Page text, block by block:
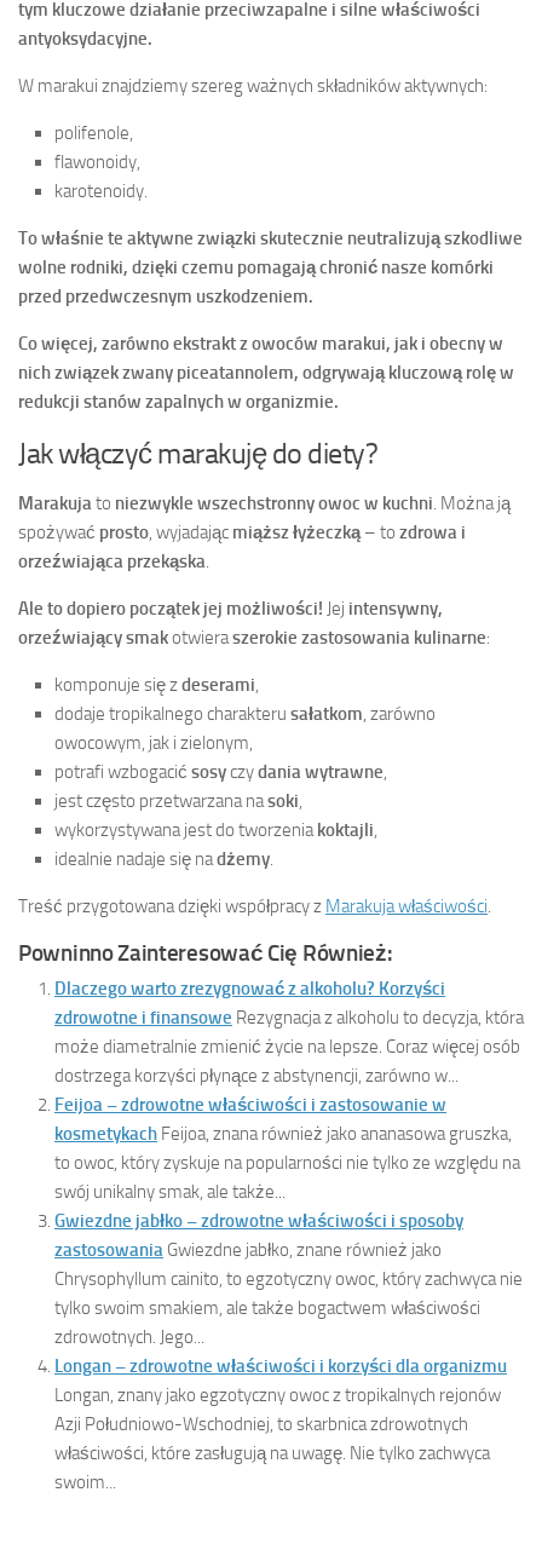
tym kluczowe działanie przeciwzapalne i silne właściwości
antyoksydacyjne.
W marakui znajdziemy szereg ważnych składników aktywnych:
polifenole,
flawonoidy,
karotenoidy.
To właśnie te aktywne związki skutecznie neutralizują szkodliwe
wolne rodniki, dzięki czemu pomagająchronić nasze komórki
przed przedwczesnym uszkodzeniem.
Co więcej, zarówno ekstrakt z owoców marakui, jak i obecny w
nich związek zwany piceatannolem, odgrywają kluczową rolę w
redukcji stanów zapalnych w organizmie.
Jak włączyć marakuję do diety?
Marakujato niezwykle wszechstronny owoc w kuchni. Można ją
spożywać prosto, wyjadając miąższ łyżeczką– to zdrowa i
orzeźwiająca przekąska.
Ale to dopiero początek jej możliwości! Jej intensywny,
orzeźwiający smakotwieraszerokie zastosowania kulinarne:
komponuje się zdeserami,
dodaje tropikalnego charakteru sałatkom, zarówno
owocowym, jak i zielonym,
potrafi wzbogacić sosyczydania wytrawne,
jest często przetwarzana nasoki,
wykorzystywana jest do tworzeniakoktajli,
idealnie nadaje się nadżemy.
Treść przygotowana dzięki współpracy z Marakuja właściwości.
Powninno Zainteresować Cię Również:
Dlaczego warto zrezygnować z alkoholu? Korzyści
zdrowotne i finansowe Rezygnacja z alkoholu to decyzja, która
może diametralnie zmienić życie na lepsze. Coraz więcej osób
dostrzega korzyści płynące z abstynencji, zarówno w...
Feijoa – zdrowotne właściwości i zastosowanie w
kosmetykach Feijoa, znana również jako ananasowa gruszka,
to owoc, który zyskuje na popularności nie tylko ze względu na
swój unikalny smak, ale także...
Gwiezdne jabłko – zdrowotne właściwości i sposoby
zastosowania Gwiezdne jabłko, znane również jako
Chrysophyllum cainito, to egzotyczny owoc, który zachwyca nie
tylko swoim smakiem, ale także bogactwem właściwości
zdrowotnych. Jego...
Longan – zdrowotne właściwości i korzyści dla organizmu
Longan, znany jako egzotyczny owoc z tropikalnych rejonów
Azji Południowo-Wschodniej, to skarbnica zdrowotnych
właściwości, które zasługują na uwagę. Nie tylko zachwyca
swoim...